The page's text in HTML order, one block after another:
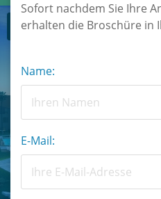
Fotos Karte
Sofort nachdem Sie Ihre
erhalten die Broschüre in
Name:
E-Mail: